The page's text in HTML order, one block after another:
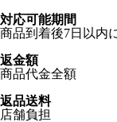
対応可能期間
商品到着後7日以内
返金額
商品代金全額
返品送料
店舗負担